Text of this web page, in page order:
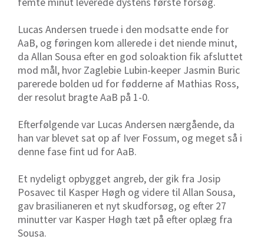
Lucas Andersen truede i den modsatte ende for
AaB, og føringen kom allerede i det niende minut,
da Allan Sousa efter en god soloaktion fik afsluttet
mod mål, hvor Zaglebie Lubin-keeper Jasmin Buric
parerede bolden ud for fødderne af Mathias Ross,
der resolut bragte AaB på 1-0.
Efterfølgende var Lucas Andersen nærgående, da
han var blevet sat op af Iver Fossum, og meget så i
denne fase fint ud for AaB.
Et nydeligt opbygget angreb, der gik fra Josip
Posavec til Kasper Høgh og videre til Allan Sousa,
gav brasilianeren et nyt skudforsøg, og efter 27
minutter var Kasper Høgh tæt på efter oplæg fra
Sousa.